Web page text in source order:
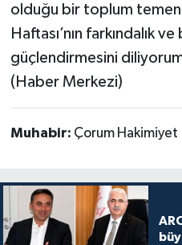
olduğu bir toplum
Haftası’nın farkındalık
güçlendirmesini
(Haber Merkezi)
Muhabir: Çorum Hakimiyet